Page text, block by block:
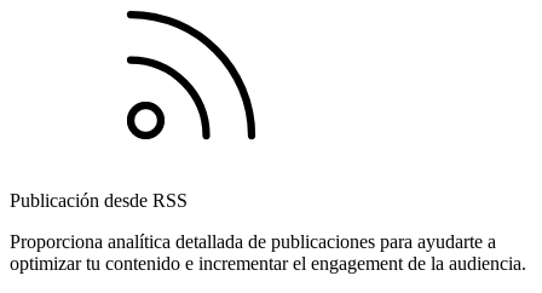
Publicación desde RSS
Proporciona analítica detallada de publicaciones para ayudarte a
optimizar tu contenido e incrementar el engagement de la audiencia.